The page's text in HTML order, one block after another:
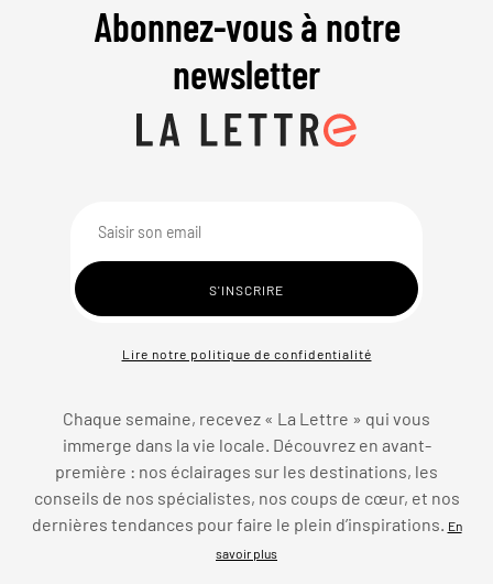
Abonnez-vous à notre
newsletter
Lire notre politique de confidentialité
Chaque semaine, recevez « La Lettre » qui vous
immerge dans la vie locale. Découvrez en avant-
première : nos éclairages sur les destinations, les
conseils de nos spécialistes, nos coups de cœur, et nos
dernières tendances pour faire le plein d’inspirations.
En
savoir plus